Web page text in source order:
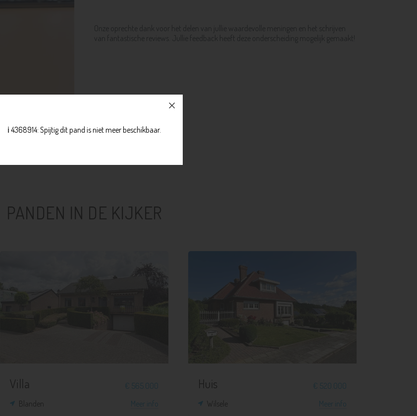
Onze oprechte dank voor het delen van jullie waardevolle meningen en het schrijven
van fantastische reviews. Jullie feedback heeft deze onderscheiding mogelijk gemaakt!
PANDEN IN DE KIJKER
Villa
€ 565.000
Blanden
Meer info
3
Huis
€ 520.000
Wilsele
Meer info
ℹ️ 4368914: Spijtig dit pand is niet meer beschikbaar.